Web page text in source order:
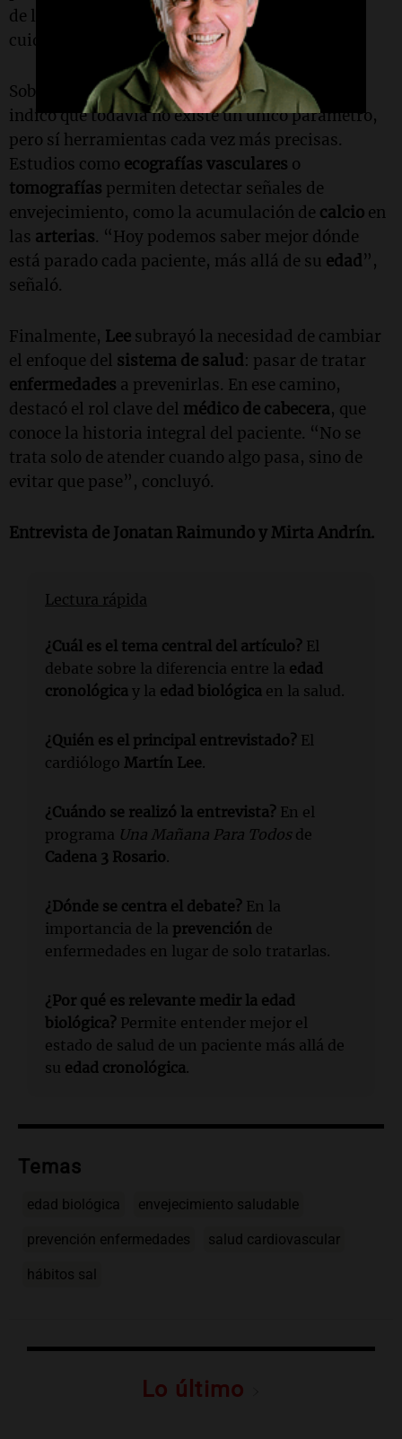
de la exposición a daños y de cómo nos
cuidamos”, explicó.
Sobre la posibilidad de medir la edad biológica
indicó que todavía no existe un único parámetro,
pero sí herramientas cada vez más precisas.
Estudios como ecografías vasculares o
tomografías permiten detectar señales de
envejecimiento, como la acumulación de calcio en
las arterias. “Hoy podemos saber mejor dónde
está parado cada paciente, más allá de su edad ”,
señaló.
Finalmente, Lee subrayó la necesidad de cambiar
el enfoque del sistema de salud : pasar de tratar
enfermedades a prevenirlas. En ese camino,
destacó el rol clave del médico de cabecera, que
conoce la historia integral del paciente. “No se
trata solo de atender cuando algo pasa, sino de
evitar que pase”, concluyó.
Entrevista de Jonatan RaimundoyMirta Andrín.
Lectura rápida
¿Cuál es el tema central del artículo? El
debate sobre la diferencia entre la edad
cronológica y la edad biológica en la salud.
¿Quién es el principal entrevistado? El
cardiólogo Martín Lee.
¿Cuándo se realizó la entrevista? En el
programa Una Mañana Para Todos de
Cadena 3 Rosario.
¿Dónde se centra el debate? En la
importancia de la prevención de
enfermedades en lugar de solo tratarlas.
¿Por qué es relevante medir la edad
biológica? Permite entender mejor el
estado de salud de un paciente más allá de
su edad cronológica.
Temas
edad biológica envejecimiento saludable
prevención enfermedades salud cardiovascular
hábitos sal
Lo último